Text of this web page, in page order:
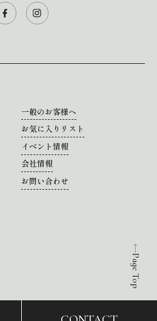
Page Top
一般のお客様へ
お気に入りリスト
イベント情報
会社情報
お問い合わせ